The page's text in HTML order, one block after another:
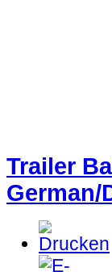
Trailer
German/